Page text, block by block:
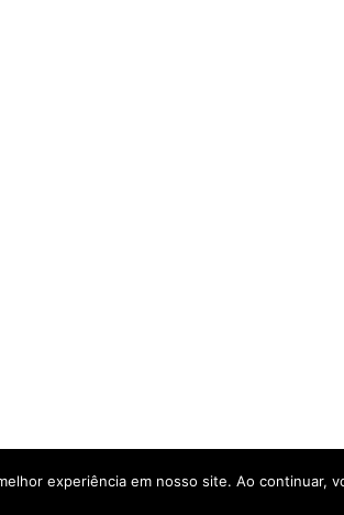
experiência em nosso site. Ao continuar,